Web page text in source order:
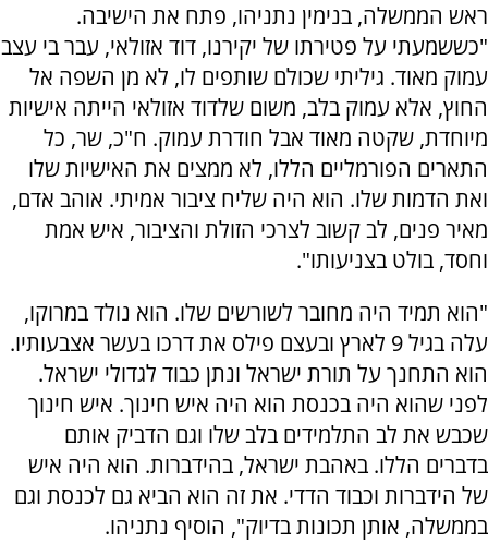
ראש הממשלה, בנימין נתניהו, פתח את הישיבה.
"כששמעתי על פטירתו של יקירנו, דוד אזולאי, עבר בי עצב
עמוק מאוד. גיליתי שכולם שותפים לו, לא מן השפה אל
החוץ, אלא עמוק בלב, משום שלדוד אזולאי הייתה אישיות
מיוחדת, שקטה מאוד אבל חודרת עמוק. ח"כ, שר, כל
התארים הפורמליים הללו, לא ממצים את האישיות שלו
ואת הדמות שלו. הוא היה שליח ציבור אמיתי. אוהב אדם,
מאיר פנים, לב קשוב לצרכי הזולת והציבור, איש אמת
וחסד, בולט בצניעותו".
"הוא תמיד היה מחובר לשורשים שלו. הוא נולד במרוקו,
עלה בגיל 9 לארץ ובעצם פילס את דרכו בעשר אצבעותיו.
הוא התחנך על תורת ישראל ונתן כבוד לגדולי ישראל.
לפני שהוא היה בכנסת הוא היה איש חינוך. איש חינוך
שכבש את לב התלמידים בלב שלו וגם הדביק אותם
בדברים הללו. באהבת ישראל, בהידברות. הוא היה איש
של הידברות וכבוד הדדי. את זה הוא הביא גם לכנסת וגם
בממשלה, אותן תכונות בדיוק", הוסיף נתניהו.